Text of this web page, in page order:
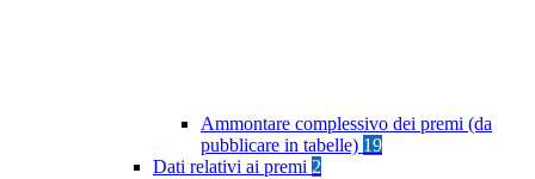
Ammontare complessivo dei premi (da
pubblicare in tabelle) 19
Dati relativi ai premi 2